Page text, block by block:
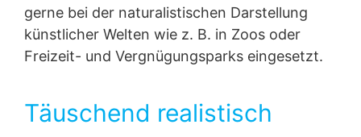
gerne bei der naturalistischen Darstellung
künstlicher Welten wie z. B. in Zoos oder
Freizeit- und Vergnügungsparks eingesetzt.
Täuschend realistisch